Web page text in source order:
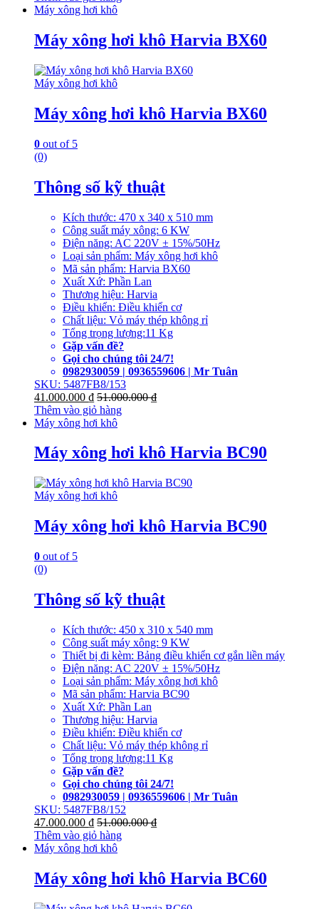
Máy xông hơi khô
Máy xông hơi khô Harvia BX60
Máy xông hơi khô
Máy xông hơi khô Harvia BX60
0 out of 5
(0)
Thông số kỹ thuật
Kích thước: 470 x 340 x 510 mm
Công suất máy xông: 6 KW
Điện năng: AC 220V ± 15%/50Hz
Loại sản phẩm: Máy xông hơi khô
Mã sản phẩm: Harvia BX60
Xuất Xứ: Phần Lan
Thương hiệu: Harvia
Điều khiển: Điều khiển cơ
Chất liệu: Vỏ máy thép không rỉ
Tổng trọng lượng:11 Kg
Gặp vấn đề?
Gọi cho chúng tôi 24/7!
0982930059 | 0936559606 | Mr Tuân
SKU: 5487FB8/153
41.000.000 ₫ 51.000.000₫
Thêm vào giỏ hàng
Máy xông hơi khô
Máy xông hơi khô Harvia BC90
Máy xông hơi khô
Máy xông hơi khô Harvia BC90
0 out of 5
(0)
Thông số kỹ thuật
Kích thước: 450 x 310 x 540 mm
Công suất máy xông: 9 KW
Thiết bị đi kèm: Bảng điều khiển cơ gắn liền máy
Điện năng: AC 220V ± 15%/50Hz
Loại sản phẩm: Máy xông hơi khô
Mã sản phẩm: Harvia BC90
Xuất Xứ: Phần Lan
Thương hiệu: Harvia
Điều khiển: Điều khiển cơ
Chất liệu: Vỏ máy thép không rỉ
Tổng trọng lượng:11 Kg
Gặp vấn đề?
Gọi cho chúng tôi 24/7!
0982930059 | 0936559606 | Mr Tuân
SKU: 5487FB8/152
47.000.000 ₫ 51.000.000₫
Thêm vào giỏ hàng
Máy xông hơi khô
Máy xông hơi khô Harvia BC60